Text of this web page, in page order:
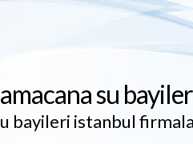
su
bayileri istanbul